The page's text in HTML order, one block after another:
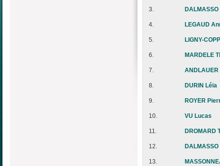
3.
4. LEGAUD
5. LIGNY-
6. MARDELE
7. ANDLAUER
8. DURIN Léïa
9. ROYER
10. VU Lucas
11. DROMARD
12.
13.